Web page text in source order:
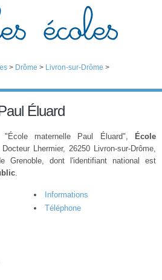
> Drôme > Livron-sur-Drôme >
Éluard
maternelle Paul Éluard",
École
Lhermier, 26250 Livron-sur-Drôme,
Grenoble, dont l'identifiant national est
.
Informations
Téléphone